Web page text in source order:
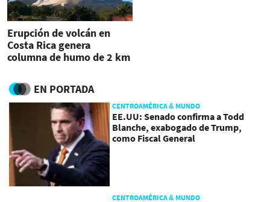
Erupción de volcán en
Costa Rica genera
columna de humo de 2 km
EN PORTADA
CENTROAMÉRICA & MUNDO
EE.UU: Senado confirma a Todd
Blanche, exabogado de Trump,
como Fiscal General
CENTROAMÉRICA & MUNDO